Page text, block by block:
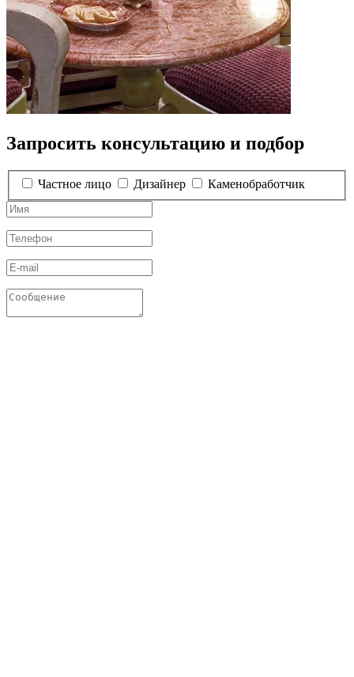
Запросить консультацию и подбор
Частное лицо Дизайнер Каменобработчик